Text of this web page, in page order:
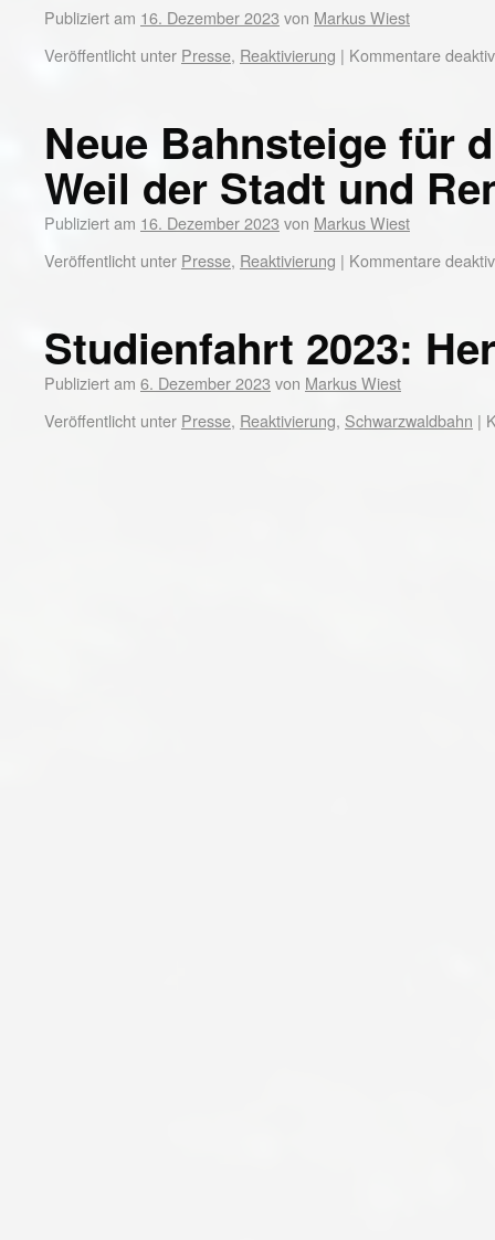
Publiziert am 16. Dezember 2023 von Markus Wiest
Veröffentlicht unter Presse, Reaktivierung | Kommentare
Neue Bahnsteige für
Weil der Stadt und
Publiziert am 16. Dezember 2023 von Markus Wiest
Veröffentlicht unter Presse, Reaktivierung | Kommentare
Studienfahrt 2023:
Publiziert am 6. Dezember 2023 von Markus Wiest
Veröffentlicht unter Presse, Reaktivierung, Schwarzwaldbahn |